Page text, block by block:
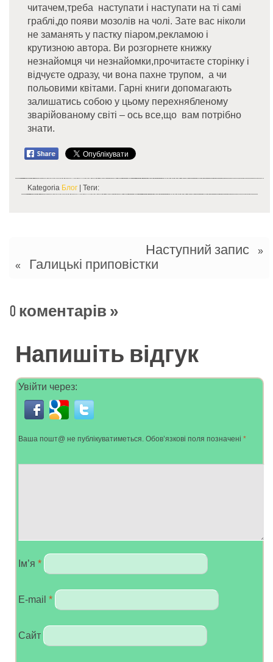
читачем,треба наступати і наступати на ті самі
граблі,до появи мозолів на чолі. Зате вас ніколи
не заманять у пастку піаром,рекламою і
крутизною автора. Ви розгорнете книжку
незнайомця чи незнайомки,прочитаєте сторінку і
відчуєте одразу, чи вона пахне трупом, а чи
польовими квітами. Гарні книги допомагають
залишатись собою у цьому перехнябленому
зварійованому світі – ось все,що вам потрібно
знати.
Kategoria Блог | Теги:
Наступний запис
»
«
Галицькі приповістки
0 коментарів »
Напишіть відгук
Увійти через:
Ваша пошт@ не публікуватиметься. Обов’язкові поля позначені *
Ім’я *
E-mail *
Сайт